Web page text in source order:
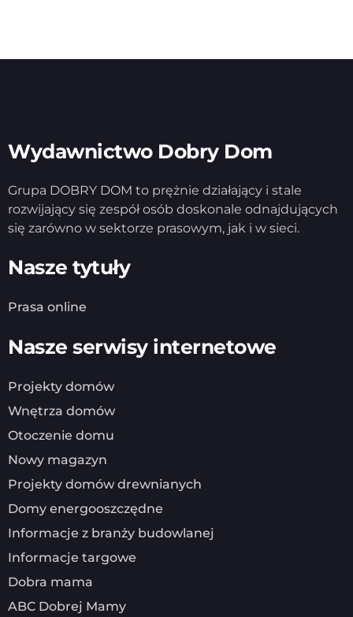
Wydawnictwo Dobry Dom
Grupa DOBRY DOM to prężnie działający i stale
rozwijający się zespół osób doskonale odnajdujących
się zarówno w sektorze prasowym, jak i w sieci.
Nasze tytuły
Prasa online
Nasze serwisy internetowe
Projekty domów
Wnętrza domów
Otoczenie domu
Nowy magazyn
Projekty domów drewnianych
Domy energooszczędne
Informacje z branży budowlanej
Informacje targowe
Dobra mama
ABC Dobrej Mamy